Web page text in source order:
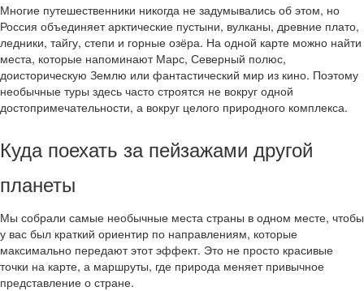
Многие путешественники никогда не задумывались об этом, но
Россия объединяет арктические пустыни, вулканы, древние плато,
ледники, тайгу, степи и горные озёра. На одной карте можно найти
места, которые напоминают Марс, Северный полюс,
доисторическую Землю или фантастический мир из кино. Поэтому
необычные туры здесь часто строятся не вокруг одной
достопримечательности, а вокруг целого природного комплекса.
Куда поехать за пейзажами другой
планеты
Мы собрали самые необычные места страны в одном месте, чтобы
у вас был краткий ориентир по направлениям, которые
максимально передают этот эффект. Это не просто красивые
точки на карте, а маршруты, где природа меняет привычное
представление о стране.